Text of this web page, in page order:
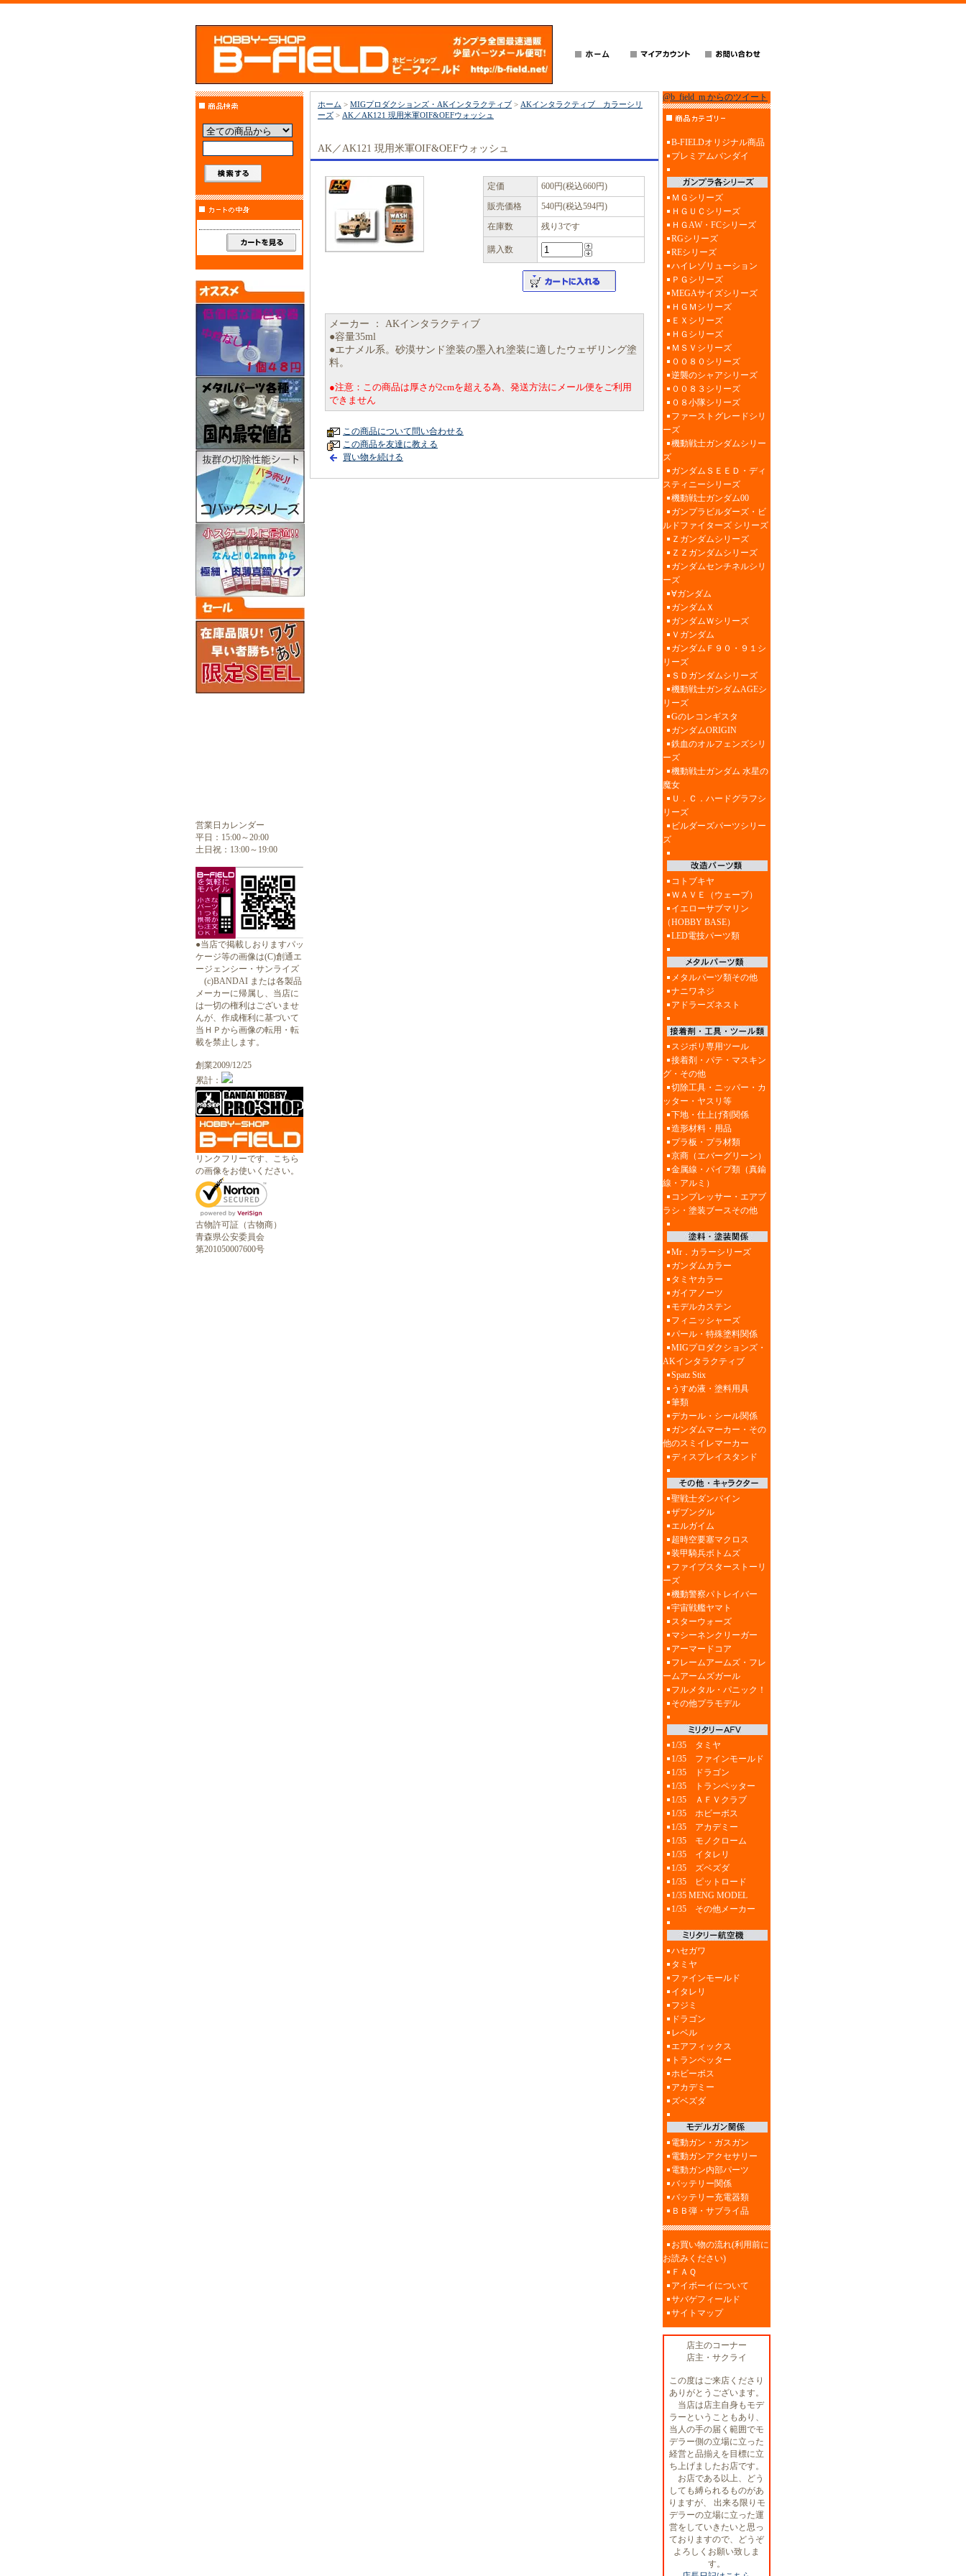
営業日カレンダー
平日：15:00～20:00
土日祝：13:00～19:00
●当店で掲載しおりますパッ
ケージ等の画像は(C)創通エ
ージェンシー・サンライズ
(c)BANDAI または各製品
メーカーに帰属し、当店に
は一切の権利はございませ
んが、作成権利に基づいて
当ＨＰから画像の転用・転
載を禁止します。
創業2009/12/25
累計：
リンクフリーです、こちら
の画像をお使いください。
古物許可証（古物商）
青森県公安委員会
第201050007600号
ホーム > MIGプロダクションズ・AKインタラクティブ > AKインタラクティブ カラーシリ
ーズ > AK／AK121 現用米軍OIF&OEFウォッシュ
AK／AK121 現用米軍OIF&OEFウォッシュ
定価
600円(税込660円)
販売価格
540円(税込594円)
在庫数
残り3です
購入数
メーカー ： AKインタラクティブ
●容量35ml
●エナメル系。砂漠サンド塗装の墨入れ塗装に適したウェザリング塗
料。
●注意：この商品は厚さが2cmを超える為、発送方法にメール便をご利用
できません
この商品について問い合わせる
この商品を友達に教える
買い物を続ける
@b_field_m からのツイート
B-FIELDオリジナル商品
プレミアムバンダイ
ＭＧシリーズ
ＨＧＵＣシリーズ
ＨＧAW・FCシリーズ
RGシリーズ
REシリーズ
ハイレゾリューション
ＰＧシリーズ
MEGAサイズシリーズ
ＨＧＭシリーズ
ＥＸシリーズ
ＨＧシリーズ
ＭＳＶシリーズ
００８０シリーズ
逆襲のシャアシリーズ
００８３シリーズ
０８小隊シリーズ
ファーストグレードシリ
ーズ
機動戦士ガンダムシリー
ズ
ガンダムＳＥＥＤ・ディ
スティニーシリーズ
機動戦士ガンダム00
ガンプラビルダーズ・ビ
ルドファイターズ シリーズ
Ｚガンダムシリーズ
ＺＺガンダムシリーズ
ガンダムセンチネルシリ
ーズ
∀ガンダム
ガンダムＸ
ガンダムＷシリーズ
Ｖガンダム
ガンダムＦ９０・９１シ
リーズ
ＳＤガンダムシリーズ
機動戦士ガンダムAGEシ
リーズ
Gのレコンギスタ
ガンダムORIGIN
鉄血のオルフェンズシリ
ーズ
機動戦士ガンダム 水星の
魔女
Ｕ．Ｃ．ハードグラフシ
リーズ
ビルダーズパーツシリー
ズ
コトブキヤ
ＷＡＶＥ（ウェーブ）
イエローサブマリン
（HOBBY BASE）
LED電技パーツ類
メタルパーツ類その他
ナニワネジ
アドラーズネスト
スジボリ専用ツール
接着剤・パテ・マスキン
グ・その他
切除工具・ニッパー・カ
ッター・ヤスリ等
下地・仕上げ剤関係
造形材料・用品
プラ板・プラ材類
京商（エバーグリーン）
金属線・パイプ類（真鍮
線・アルミ）
コンプレッサー・エアブ
ラシ・塗装ブースその他
Mr．カラーシリーズ
ガンダムカラー
タミヤカラー
ガイアノーツ
モデルカステン
フィニッシャーズ
パール・特殊塗料関係
MIGプロダクションズ・
AKインタラクティブ
Spatz Stix
うすめ液・塗料用具
筆類
デカール・シール関係
ガンダムマーカー・その
他のスミイレマーカー
ディスプレイスタンド
聖戦士ダンバイン
ザブングル
エルガイム
超時空要塞マクロス
装甲騎兵ボトムズ
ファイブスターストーリ
ーズ
機動警察パトレイバー
宇宙戦艦ヤマト
スターウォーズ
マシーネンクリーガー
アーマードコア
フレームアームズ・フレ
ームアームズガール
フルメタル・パニック！
その他プラモデル
1/35 タミヤ
1/35 ファインモールド
1/35 ドラゴン
1/35 トランペッター
1/35 ＡＦＶクラブ
1/35 ホビーボス
1/35 アカデミー
1/35 モノクローム
1/35 イタレリ
1/35 ズベズダ
1/35 ピットロード
1/35 MENG MODEL
1/35 その他メーカー
ハセガワ
タミヤ
ファインモールド
イタレリ
フジミ
ドラゴン
レベル
エアフィックス
トランペッター
ホビーボス
アカデミー
ズベズダ
電動ガン・ガスガン
電動ガンアクセサリー
電動ガン内部パーツ
バッテリー関係
バッテリー充電器類
ＢＢ弾・サブライ品
お買い物の流れ(利用前に
お読みください)
ＦＡＱ
アイボーイについて
サバゲフィールド
サイトマップ
店主のコーナー
店主・サクライ
この度はご来店くださり
ありがとうございます。
当店は店主自身もモデ
ラーということもあり、
当人の手の届く範囲でモ
デラー側の立場に立った
経営と品揃えを目標に立
ち上げましたお店です。
お店である以上、どう
しても縛られるものがあ
りますが、 出来る限りモ
デラーの立場に立った運
営をしていきたいと思っ
ておりますので、どうぞ
よろしくお願い致しま
す。